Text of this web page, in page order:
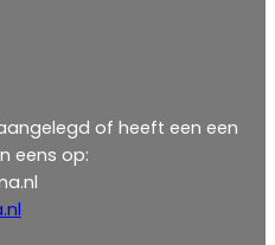
of heeft een een
eens op: